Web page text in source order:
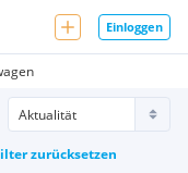
Einloggen
zurücksetzen